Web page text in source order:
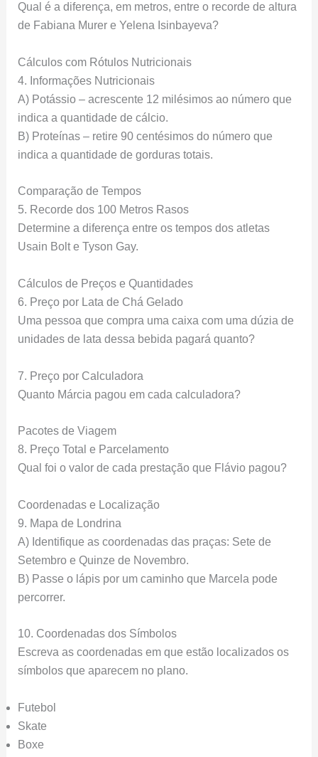
Qual é a diferença, em metros, entre o recorde de altura
de Fabiana Murer e Yelena Isinbayeva?
Cálculos com Rótulos Nutricionais
4. Informações Nutricionais
A) Potássio – acrescente 12 milésimos ao número que
indica a quantidade de cálcio.
B) Proteínas – retire 90 centésimos do número que
indica a quantidade de gorduras totais.
Comparação de Tempos
5. Recorde dos 100 Metros Rasos
Determine a diferença entre os tempos dos atletas
Usain Bolt e Tyson Gay.
Cálculos de Preços e Quantidades
6. Preço por Lata de Chá Gelado
Uma pessoa que compra uma caixa com uma dúzia de
unidades de lata dessa bebida pagará quanto?
7. Preço por Calculadora
Quanto Márcia pagou em cada calculadora?
Pacotes de Viagem
8. Preço Total e Parcelamento
Qual foi o valor de cada prestação que Flávio pagou?
Coordenadas e Localização
9. Mapa de Londrina
A) Identifique as coordenadas das praças: Sete de
Setembro e Quinze de Novembro.
B) Passe o lápis por um caminho que Marcela pode
percorrer.
10. Coordenadas dos Símbolos
Escreva as coordenadas em que estão localizados os
símbolos que aparecem no plano.
Futebol
Skate
Boxe